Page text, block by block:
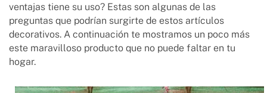
ventajas tiene su uso? Estas son algunas de las
preguntas que podrían surgirte de estos artículos
decorativos. A continuación te mostramos un poco más
este maravilloso producto que no puede faltar en tu
hogar.